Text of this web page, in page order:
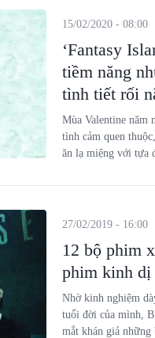
‘Fantasy
tiềm năng
tình tiết rối
15/02/2020 - 08:00
Mùa Valentine năm
tình cảm quen
ăn lạ miệng với tựa
12 bộ phim
phim kinh dị
27/02/2019 - 16:00
Nhờ kinh nghiệm
tuổi đời của mình,
mắt khán giả những